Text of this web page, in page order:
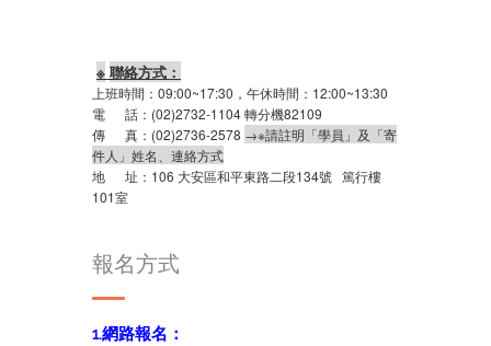
※ 聯絡方式：
上班時間： 09:00~17:30，午休時間：12:00~13:30
電
話：(02)2732-1104轉分機82109
傳
真：(02)2736-2578 →※請註明「學員」及「寄
件人」姓名、連絡方式
地
址： 106 大安區和平東路二段134號 篤行樓
101室
報名方式
1.網路報名：